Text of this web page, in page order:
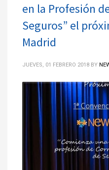
en la Profesión
Seguros” el
Madrid
JUEVES, 01 FEBRERO 2018 BY